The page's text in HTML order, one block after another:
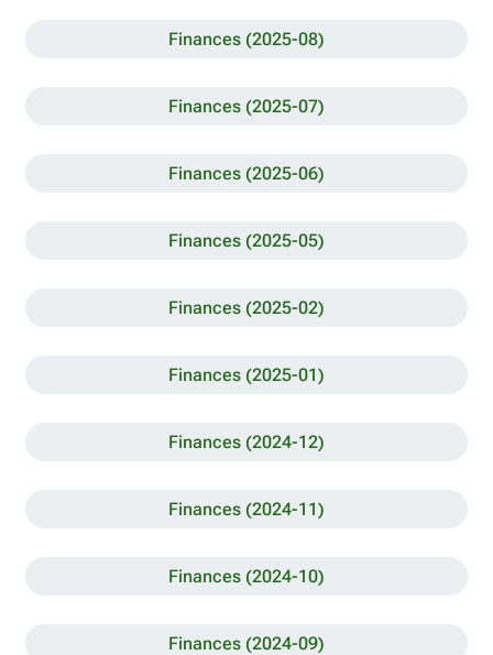
Finances (2025-08)
Finances (2025-07)
Finances (2025-06)
Finances (2025-05)
Finances (2025-02)
Finances (2025-01)
Finances (2024-12)
Finances (2024-11)
Finances (2024-10)
Finances (2024-09)